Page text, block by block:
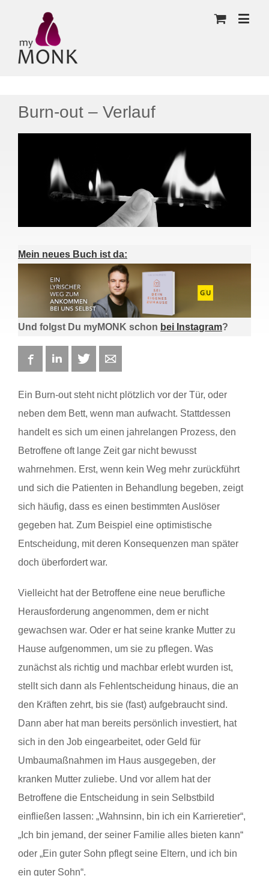
Burn-out – Verlauf
Mein neues Buch ist da:
Und folgst Du myMONK schon bei Instagram?
FacebookLinkedIn Twitter
Ein Burn-out steht nicht plötzlich vor der Tür, oder
neben dem Bett, wenn man aufwacht. Stattdessen
handelt es sich um einen jahrelangen Prozess, den
Betroffene oft lange Zeit gar nicht bewusst
wahrnehmen. Erst, wenn kein Weg mehr zurückführt
und sich die Patienten in Behandlung begeben, zeigt
sich häufig, dass es einen bestimmten Auslöser
gegeben hat. Zum Beispiel eine optimistische
Entscheidung, mit deren Konsequenzen man später
doch überfordert war.
Vielleicht hat der Betroffene eine neue berufliche
Herausforderung angenommen, dem er nicht
gewachsen war. Oder er hat seine kranke Mutter zu
Hause aufgenommen, um sie zu pflegen. Was
zunächst als richtig und machbar erlebt wurden ist,
stellt sich dann als Fehlentscheidung hinaus, die an
den Kräften zehrt, bis sie (fast) aufgebraucht sind.
Dann aber hat man bereits persönlich investiert, hat
sich in den Job eingearbeitet, oder Geld für
Umbaumaßnahmen im Haus ausgegeben, der
kranken Mutter zuliebe. Und vor allem hat der
Betroffene die Entscheidung in sein Selbstbild
einfließen lassen: „Wahnsinn, bin ich ein Karrieretier“,
„Ich bin jemand, der seiner Familie alles bieten kann“
oder „Ein guter Sohn pflegt seine Eltern, und ich bin
ein guter Sohn“.